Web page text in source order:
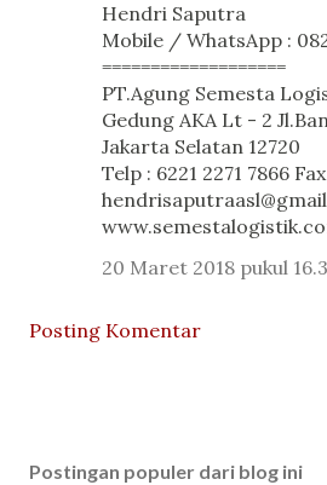
Hendri Saputra
Mobile / WhatsApp :
===================
PT.Agung Semesta
Gedung AKA Lt - 2
Jakarta Selatan 12720
Telp : 6221 2271 7866
20 Maret 2018 pukul
Posting Komentar
Postingan populer dari blog ini